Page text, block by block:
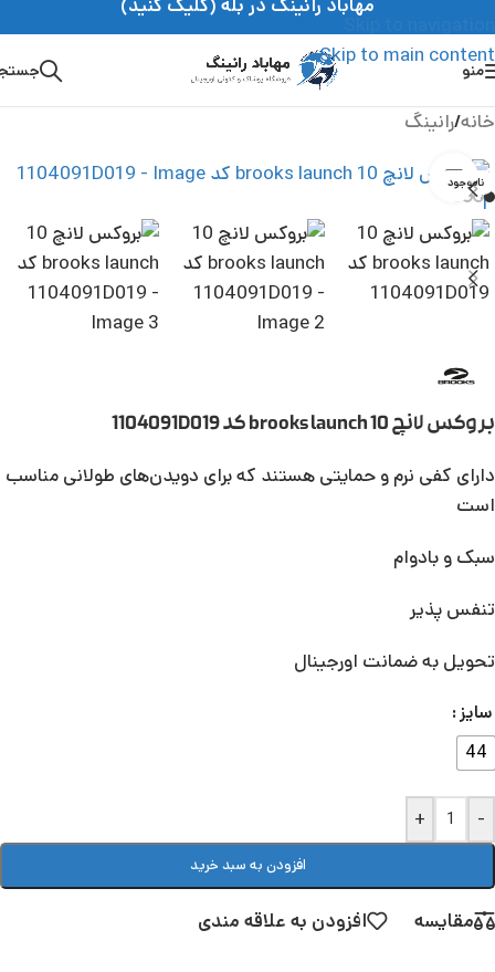
Skip to main content
مهاباد رانینگ در بله (کلیک کنید)
منو
خانه/رانینگ
ناموجود بزرگنمایی تصویر
بروکس لانچ 10 brooks launch کد 1104091D019
دارای کفی نرم و حمایتی هستند که برای دویدن‌های طولانی مناسب
است
سبک و بادوام
تنفس پذیر
تحویل به ضمانت اورجینال
سایز
44
-
+
افزودن به سبد خرید
مقایسه افزودن به علاقه مندی